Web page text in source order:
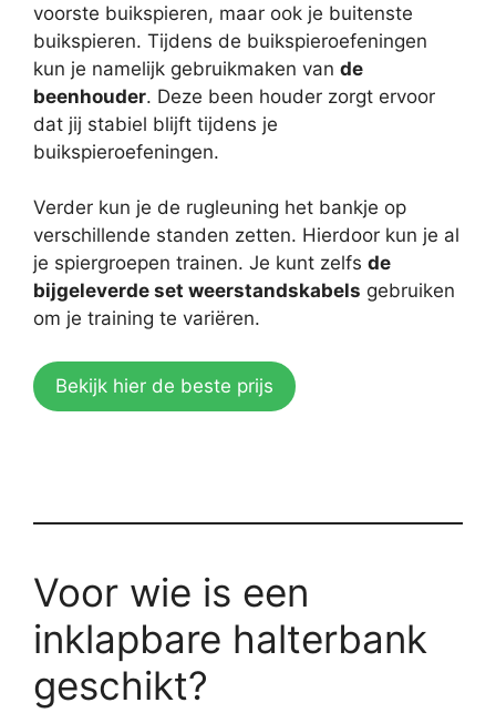
voorste buikspieren, maar ook je buitenste
buikspieren. Tijdens de buikspieroefeningen
kun je namelijk gebruikmaken van de
beenhouder. Deze been houder zorgt ervoor
dat jij stabiel blijft tijdens je
buikspieroefeningen.
Verder kun je de rugleuning het bankje op
verschillende standen zetten. Hierdoor kun je al
je spiergroepen trainen. Je kunt zelfs de
bijgeleverde set weerstandskabels gebruiken
om je training te variëren.
Bekijk hier de beste prijs
Voor wie is een
inklapbare halterbank
geschikt?